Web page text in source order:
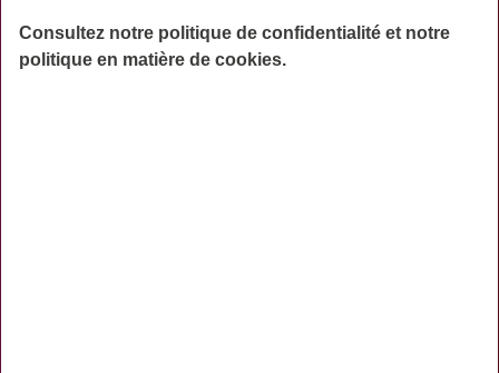
PRATIQUE
ACTUALITÉS
Consultez notre politique de confidentialité et notre
politique en matière de cookies.